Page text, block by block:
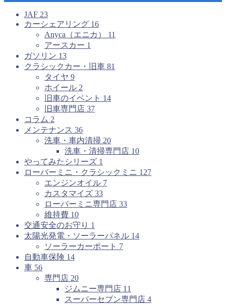
JAF 23
カーシェアリング 16
Anyca（エニカ） 11
アースカー 1
ガソリン 13
クラシックカー・旧車 81
タイヤ 9
ホイール 2
旧車のイベント 14
旧車専門店 37
コラム 2
メンテナンス 36
洗車・車内清掃 20
洗車・清掃専門店 10
やってみたシリーズ 1
ローバーミニ・クラシックミニ 127
エンジンオイル 7
カスタマイズ 33
ローバーミニ専門店 33
維持費 10
交通安全のお守り 1
太陽光発電・ソーラーパネル 14
ソーラーカーポート 7
自動車保険 14
車 56
専門店 20
ジムニー専門店 11
スーパーセブン専門店 4